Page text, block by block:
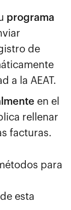
programa
de
a la AEAT.
en el
rellenar
facturas.
para
esta